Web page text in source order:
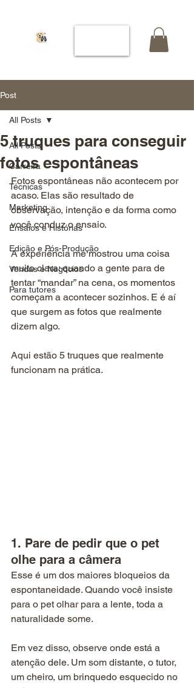
Post
All Posts
Carreira
Técnicas
Marketing
Ensaios e Histórias
Edição e Pós-Produção
Vendas e Negócios
Para tutores
All Posts
5 truques para conseguir
fotos espontâneas
Fotos espontâneas não acontecem por
acaso. Elas são resultado de
observação, intenção e da forma como
você conduz o ensaio.
A experiência me mostrou uma coisa
muito clara: quando a gente para de
tentar “mandar” na cena, os momentos
começam a acontecer sozinhos. E é aí
que surgem as fotos que realmente
dizem algo.
Aqui estão 5 truques que realmente
funcionam na prática.
1. Pare de pedir que o pet
olhe para a câmera
Esse é um dos maiores bloqueios da
espontaneidade. Quando você insiste
para o pet olhar para a lente, toda a
naturalidade some.
Em vez disso, observe onde está a
atenção dele. Um som distante, o tutor,
um cheiro, um brinquedo esquecido no